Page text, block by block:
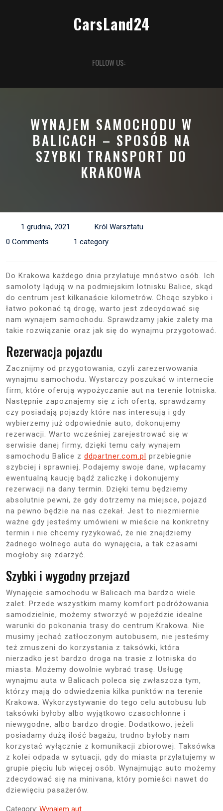
CarsLand24
Button
FOLLOW US:
WYNAJEM SAMOCHODU W
BALICACH – SPOSÓB NA
SZYBKI TRANSPORT DO
KRAKOWA
1 grudnia, 2021
Król Warsztatu
0 Comments
1 category
Do Krakowa każdego dnia przylatuje mnóstwo osób. Ich
samoloty lądują w na podmiejskim lotnisku Balice, skąd
do centrum jest kilkanaście kilometrów. Chcąc szybko i
łatwo pokonać tą drogę, warto jest zdecydować się
nam wynajem samochodu. Sprawdzamy jakie zalety ma
takie rozwiązanie oraz jak się do wynajmu przygotować.
Rezerwacja pojazdu
Zacznijmy od przygotowania, czyli zarezerwowania
wynajmu samochodu. Wystarczy poszukać w internecie
firm, które oferują wypożyczanie aut na terenie lotniska.
Następnie zapoznajemy się z ich ofertą, sprawdzamy
czy posiadają pojazdy które nas interesują i gdy
wybierzemy już odpowiednie auto, dokonujemy
rezerwacji. Warto wcześniej zarejestrować się w
serwisie danej firmy, dzięki temu cały wynajem
samochodu Balice z ddpartner.com.pl przebiegnie
szybciej i sprawniej. Podajemy swoje dane, wpłacamy
ewentualną kaucję bądź zaliczkę i dokonujemy
rezerwacji na dany termin. Dzięki temu będziemy
absolutnie pewni, że gdy dotrzemy na miejsce, pojazd
na pewno będzie na nas czekał. Jest to niezmiernie
ważne gdy jesteśmy umówieni w mieście na konkretny
termin i nie chcemy ryzykować, że nie znajdziemy
żadnego wolnego auta do wynajęcia, a tak czasami
mogłoby się zdarzyć.
Szybki i wygodny przejazd
Wynajęcie samochodu w Balicach ma bardzo wiele
zalet. Przede wszystkim mamy komfort podróżowania
samodzielnie, możemy stworzyć w pojeździe idealne
warunki do pokonania trasy do centrum Krakowa. Nie
musimy jechać zatłoczonym autobusem, nie jesteśmy
też zmuszeni do korzystania z taksówki, która
nierzadko jest bardzo droga na trasie z lotniska do
miasta. Możemy dowolnie wybrać trasę. Usługę
wynajmu auta w Balicach poleca się zwłaszcza tym,
którzy mają do odwiedzenia kilka punktów na terenie
Krakowa. Wykorzystywanie do tego celu autobusu lub
taksówki byłoby albo wyjątkowo czasochłonne i
niewygodne, albo bardzo drogie. Dodatkowo, jeżeli
posiadamy dużą ilość bagażu, trudno byłoby nam
korzystać wyłącznie z komunikacji zbiorowej. Taksówka
z kolei odpada w sytuacji, gdy do miasta przylatujemy w
grupie pięciu lub więcej osób. Wynajmując auto możemy
zdecydować się na minivana, który pomieści nawet do
dziewięciu pasażerów.
Category: Wynajem aut